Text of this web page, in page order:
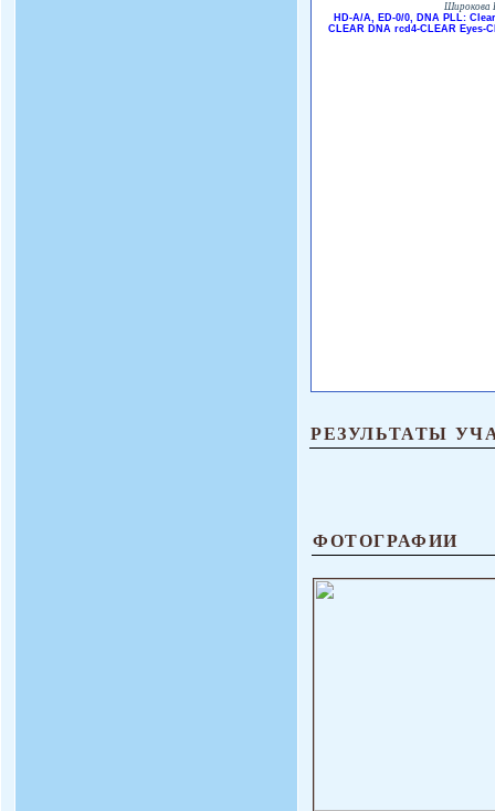
Широкова
HD-A/A, ED-0/0, DNA PLL:
CLEAR DNA rcd4-CLEAR Eyes-
РЕЗУЛЬТАТЫ
ФОТОГРАФИИ